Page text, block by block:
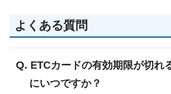
よくある質問
ETCカードの有効期限が切れ
にいつですか？